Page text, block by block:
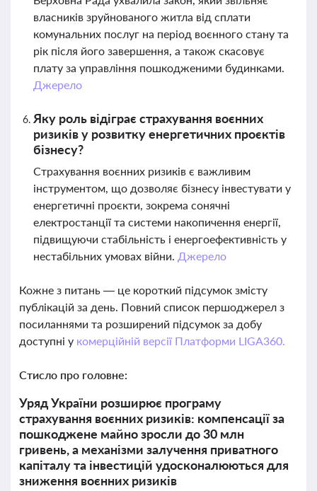
власників зруйнованого житла від сплати
комунальних послуг на період воєнного стану та
рік після його завершення, а також скасовує
плату за управління пошкодженими будинками.
Джерело
Яку роль відіграє страхування воєнних
ризиків у розвитку енергетичних проєктів
бізнесу?
Страхування воєнних ризиків є важливим
інструментом, що дозволяє бізнесу інвестувати у
енергетичні проєкти, зокрема сонячні
електростанції та системи накопичення енергії,
підвищуючи стабільність і енергоефективність у
нестабільних умовах війни. Джерело
Кожне з питань — це короткий підсумок змісту
публікацій за день. Повний список першоджерел з
посиланнями та розширений підсумок за добу
доступні у комерційній версії Платформи LIGA360.
Стисло про головне:
Уряд України розширює програму
страхування воєнних ризиків: компенсації за
пошкоджене майно зросли до 30 млн
гривень, а механізми залучення приватного
капіталу та інвестицій удосконалюються для
зниження воєнних ризиків